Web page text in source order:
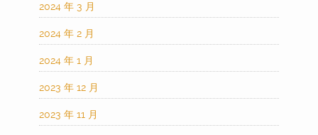
2024 年 3 月
2024 年 2 月
2024 年 1 月
2023 年 12 月
2023 年 11 月